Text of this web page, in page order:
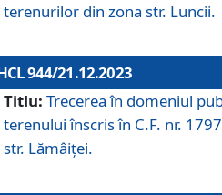
terenurilor din zona str. Luncii.
944/21.12.2023
Titlu: Trecerea în domeniul
terenului înscris în C.F. nr.
str. Lămâiței.